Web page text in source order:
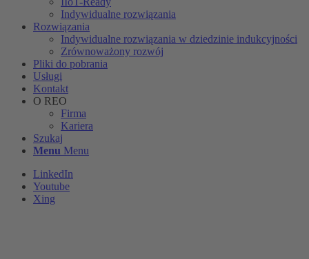
Indywidualne rozwiązania
Rozwiązania
Indywidualne rozwiązania w dziedzinie indukcyjności
Zrównoważony rozwój
Pliki do pobrania
Usługi
Kontakt
O REO
Firma
Kariera
Szukaj
Menu Menu
LinkedIn
Youtube
Xing